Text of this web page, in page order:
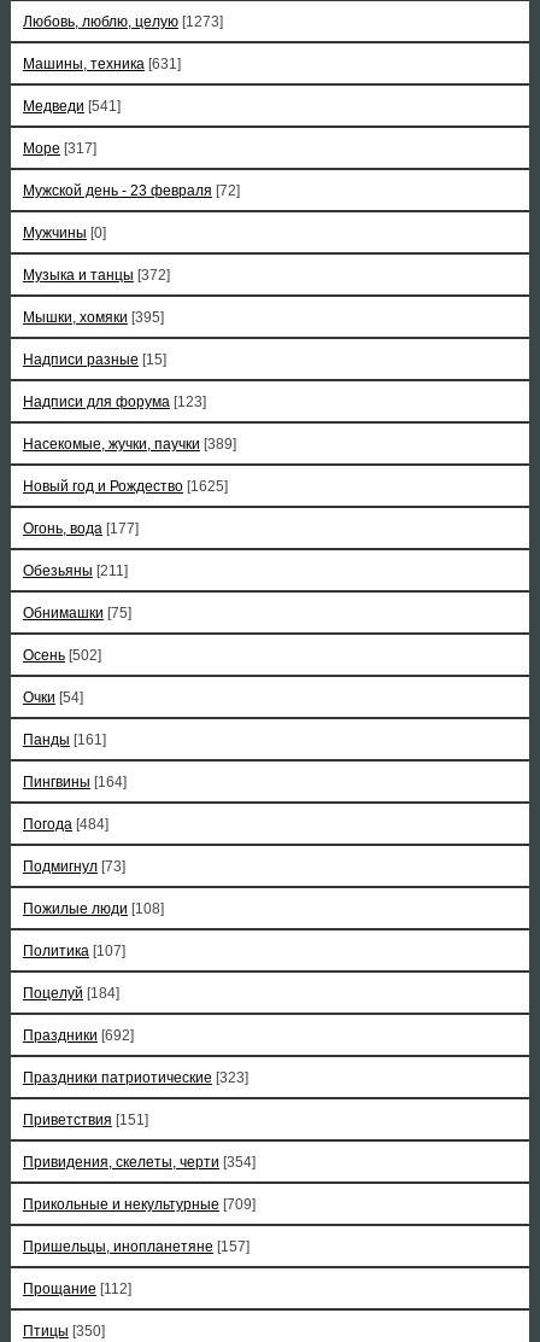
Любовь, люблю, целую [1273]
Машины, техника [631]
Медведи [541]
Море [317]
Мужской день - 23 февраля [72]
Мужчины [0]
Музыка и танцы [372]
Мышки, хомяки [395]
Надписи разные [15]
Надписи для форума [123]
Насекомые, жучки, паучки [389]
Новый год и Рождество [1625]
Огонь, вода [177]
Обезьяны [211]
Обнимашки [75]
Осень [502]
Очки [54]
Панды [161]
Пингвины [164]
Погода [484]
Подмигнул [73]
Пожилые люди [108]
Политика [107]
Поцелуй [184]
Праздники [692]
Праздники патриотические [323]
Приветствия [151]
Привидения, скелеты, черти [354]
Прикольные и некультурные [709]
Пришельцы, инопланетяне [157]
Прощание [112]
Птицы [350]